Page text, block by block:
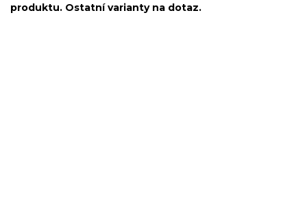
produktu. Ostatní varianty na dotaz.